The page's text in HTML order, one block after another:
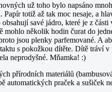
už toho bylo napsáno
totiž až tak moc nesaje, a
savé jádro, které je z
několik hodin čurat do
jsou plenky parfemované. A
s pokožkou dítěte. Dítě tráví
neprodyšné. Mňamka! :)
přírodních materiálů
automatických praček a